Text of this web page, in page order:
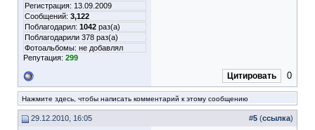
Регистрация: 13.09.2009
Сообщений: 3,122
Поблагодарил: 1042 раз(а)
Поблагодарили 378 раз(а)
Фотоальбомы: не добавлял
Репутация: 299
Цитировать 0
Нажмите здесь, чтобы написать комментарий к этому сообщению
29.12.2010, 16:05 #5 (ссылка)